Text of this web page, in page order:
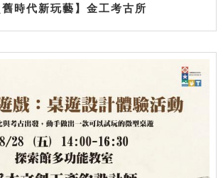
舊時代新玩藝】金工考古所